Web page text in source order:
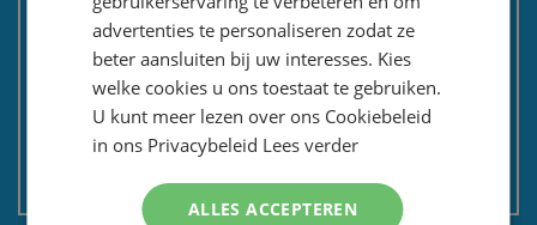
Contactformulier
Nieuwsbrief
Privacy en security
Algemene voorwaarden
Non EU: Belasting / douane
advertenties te personaliseren zodat ze
beter aansluiten bij uw interesses. Kies
welke cookies u ons toestaat te gebruiken.
U kunt meer lezen over ons Cookiebeleid
in ons Privacybeleid Lees verder
ALLES ACCEPTEREN